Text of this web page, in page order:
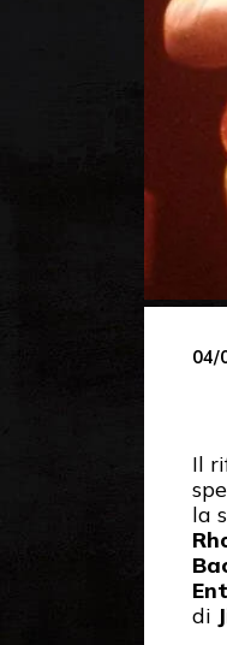
04/
Il
la
di